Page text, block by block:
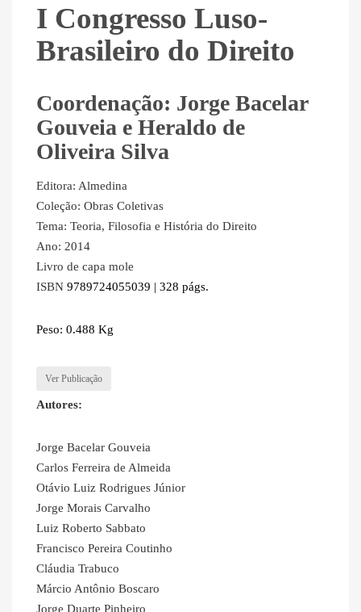
I Congresso Luso-
Brasileiro do Direito
Coordenação: Jorge Bacelar
Gouveia e Heraldo de
Oliveira Silva
Editora: Almedina
Coleção: Obras Coletivas
Tema: Teoria, Filosofia e História do Direito
Ano: 2014
Livro de capa mole
ISBN 9789724055039 | 328 págs.
Peso: 0.488 Kg
Ver Publicação
Autores:
Jorge Bacelar Gouveia
Carlos Ferreira de Almeida
Otávio Luiz Rodrigues Júnior
Jorge Morais Carvalho
Luiz Roberto Sabbato
Francisco Pereira Coutinho
Cláudia Trabuco
Márcio Antônio Boscaro
Jorge Duarte Pinheiro